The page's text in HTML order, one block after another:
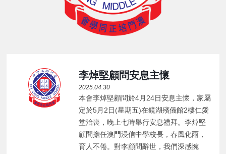
李焯堅顧問安息主懷
2025.04.30
本會李焯堅顧問於4月24日安息主懷，家屬
定於5月2日(星期五)在鏡湖殯儀館2樓仁愛
堂治喪，晚上七時舉行安息禮拜。李焯堅
顧問擔任澳門浸信中學校長，春風化雨，
育人不倦。對李顧問辭世，我們深感惋